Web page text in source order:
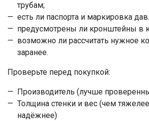
трубам;
есть ли паспорта и маркировка
предусмотрены ли кронштейны в
возможно ли рассчитать нужное
заранее.
Проверьте перед покупкой:
Производитель (лучше
Толщина стенки и вес (чем
надёжнее)